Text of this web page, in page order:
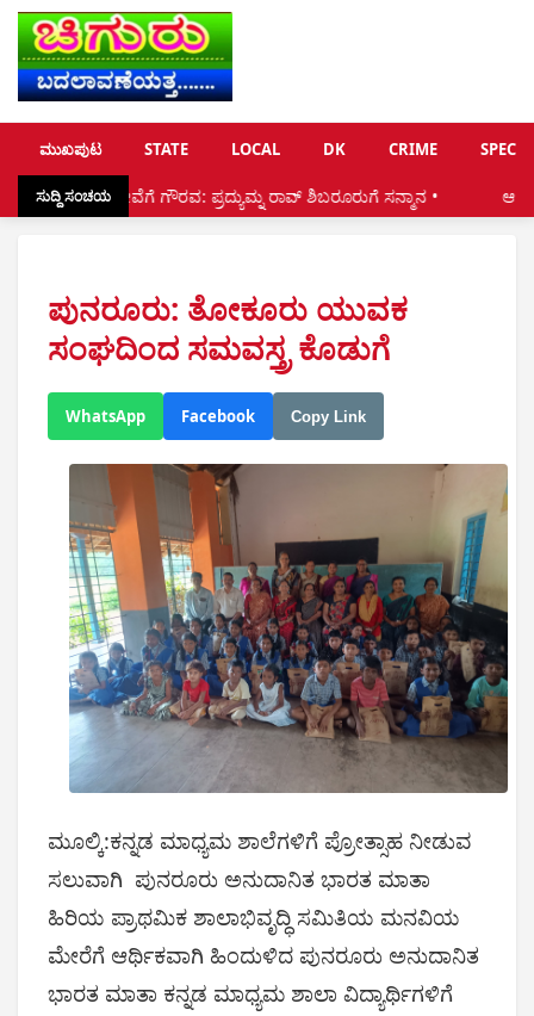
ಮುಖಪುಟ STATE LOCAL DK CRIME
ಸುದ್ದಿ ಸಂಚಯ
ಗೌರವ: ಪ್ರದ್ಯುಮ್ನ ರಾವ್ ಶಿಬರೂರುಗೆ ಸನ್ಮಾನ • ಆ.8:ಕಟೀಲಿನಲ್ಲಿ
ಪುನರೂರು: ತೋಕೂರು ಯುವಕ
ಸಂಘದಿಂದ ಸಮವಸ್ತ್ರ ಕೊಡುಗೆ
WhatsApp Facebook Copy Link
ಮೂಲ್ಕಿ:ಕನ್ನಡ ಮಾಧ್ಯಮ ಶಾಲೆಗಳಿಗೆ ಪ್ರೋತ್ಸಾಹ ನೀಡುವ
ಸಲುವಾಗಿ ಪುನರೂರು ಅನುದಾನಿತ ಭಾರತ ಮಾತಾ
ಹಿರಿಯ ಪ್ರಾಥಮಿಕ ಶಾಲಾಭಿವೃದ್ಧಿ ಸಮಿತಿಯ ಮನವಿಯ
ಮೇರೆಗೆ ಆರ್ಥಿಕವಾಗಿ ಹಿಂದುಳಿದ ಪುನರೂರು ಅನುದಾನಿತ
ಭಾರತ ಮಾತಾ ಕನ್ನಡ ಮಾಧ್ಯಮ ಶಾಲಾ ವಿದ್ಯಾರ್ಥಿಗಳಿಗೆ